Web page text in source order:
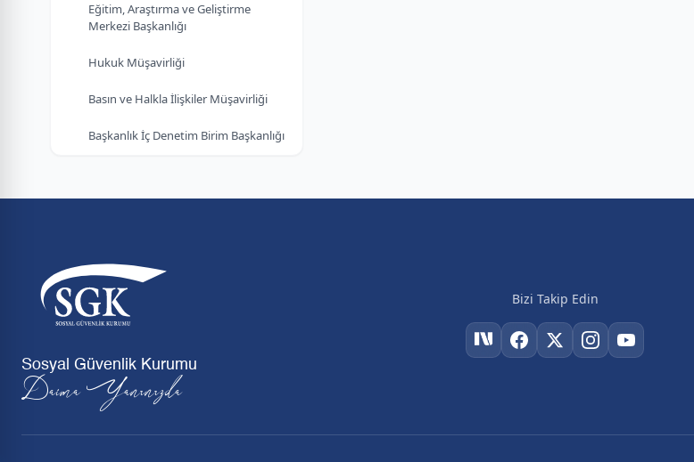
Eğitim, Araştırma ve Geliştirme
Merkezi Başkanlığı
Hukuk Müşavirliği
Basın ve Halkla İlişkiler Müşavirliği
Başkanlık İç Denetim Birim Başkanlığı
Sosyal Güvenlik Kurumu
Daima Yanınızda
Bizi Takip Edin